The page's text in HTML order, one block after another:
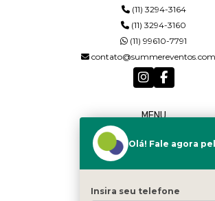
(11) 3294-3164
(11) 3294-3160
(11) 99610-7791
MENU
QUEM SOMOS
CONTATO
Olá! Fale agora
Insira seu telefone